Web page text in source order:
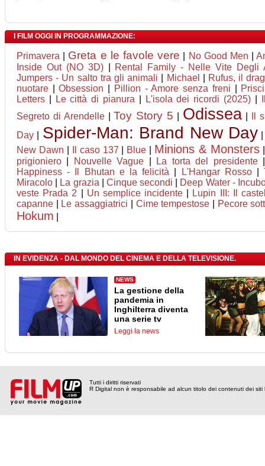
I FILM OGGI IN PROGRAMMAZIONE:
Primavera Greta e le favole vere No Good Men |
Inside Out (NO 3D)| Rental Family - Nelle Vite Degli
Jumpers - Un salto tra gli animali
Michael
Rufus, il
nuotare |Obsession Pillion - Amore senza freni
Letters
Le città di pianura L'isola dei ricordi (2025)|
Segreto di Arendelle|Toy Story 5 Odissea|
Il
Day
Spider-Man: Brand New Day
New Dawn
Il caso 137 Blue Minions & Monsters
prigioniero
Nouvelle Vague La torta del presidente
Happiness - Il Bhutan e la felicità
L'Hangar Rosso|
Miracolo
La grazia Cinque secondi
Deep Water -
veste Prada 2
Un semplice incidente
Lupin III: Il
capanne
Le assaggiatrici Cime tempestose Pecore
Hokum
IN EVIDENZA - DAL MONDO DEL CINEMA E DELLA TELEVISIONE.
NEWS
La gestione della
pandemia in
Inghilterra diventa
una serie tv
Leggi la news
Tutti i diritti riservati
R Digital non è responsabile ad alcun titolo dei contenuti dei siti